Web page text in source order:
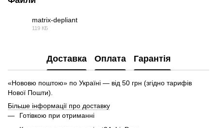
matrix-depliant
119 КБ
Доставка Оплата Гарантія
«Нововю поштою» по Україні — від 50 грн (згідно тарифів
Нової Пошти).
Більше інформації про доставку
Готівкою при отриманні